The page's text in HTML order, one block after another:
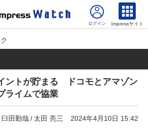
Impressサイト
ントが貯まる ドコモとアマゾン
ライムで協業
臼田勤哉 太田 亮三 2024年4月10日 15:42